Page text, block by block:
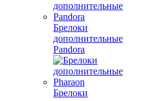
Брелоки
дополнительные
Pandora
Брелоки